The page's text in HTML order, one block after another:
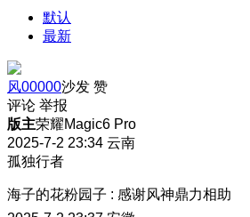
默认
最新
风00000沙发 赞
评论 举报
版主荣耀Magic6 Pro
2025-7-2 23:34 云南
孤独行者
海子的花粉园子 : 感谢风神鼎力相助